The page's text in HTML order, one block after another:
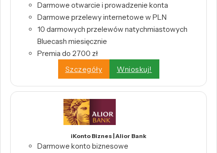
Darmowe otwarcie i prowadzenie konta
Darmowe przelewy internetowe w PLN
10 darmowych przelewów natychmiastowych
Bluecash miesięcznie
Premia do 2700 zł
Szczegóły
Wnioskuj!
iKonto Biznes | Alior Bank
Darmowe konto biznesowe